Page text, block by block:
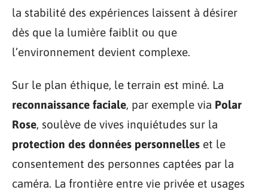
la stabilité des expériences laissent à désirer
dès que la lumière faiblit ou que
l’environnement devient complexe.
Sur le plan éthique, le terrain est miné. La
reconnaissance faciale, par exemple via Polar
Rose, soulève de vives inquiétudes sur la
protection des données personnelles et le
consentement des personnes captées par la
caméra. La frontière entre vie privée et usages